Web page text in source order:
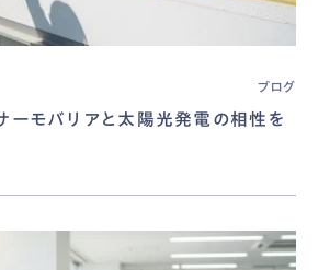
ブログ
ーモバリアと太陽光発電の相性を